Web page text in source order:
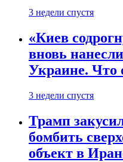
3 недели спустя
«Киев
вновь
Украине. Что
3 недели спустя
Трамп
бомбить
объект в